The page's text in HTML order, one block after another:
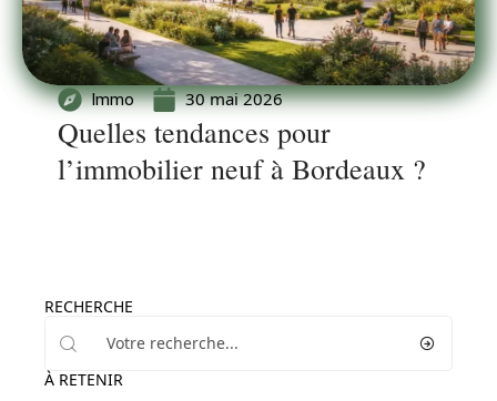
Immo 30 mai 2026
Quelles tendances pour
l’immobilier neuf à Bordeaux ?
RECHERCHE
À RETENIR